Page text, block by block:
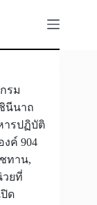
รม
นีนาถ
ารปฏิบัติ
ค์ 904
ทาน,
ยที่
ด